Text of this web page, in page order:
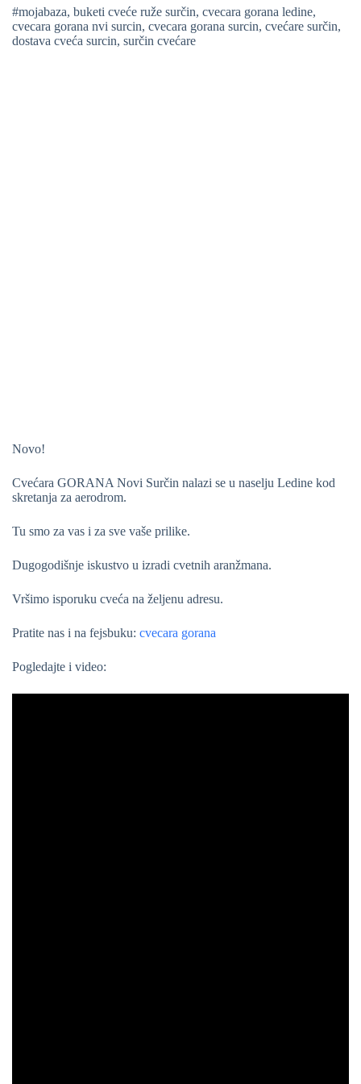
#mojabaza, buketi cveće ruže surčin, cvecara gorana ledine,
cvecara gorana nvi surcin, cvecara gorana surcin, cvećare surčin,
dostava cveća surcin, surčin cvećare
Novo!
Cvećara GORANA Novi Surčin nalazi se u naselju Ledine kod
skretanja za aerodrom.
Tu smo za vas i za sve vaše prilike.
Dugogodišnje iskustvo u izradi cvetnih aranžmana.
Vršimo isporuku cveća na željenu adresu.
Pratite nas i na fejsbuku: cvecara gorana
Pogledajte i video: